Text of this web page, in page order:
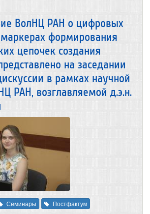
ВолНЦ РАН о цифровых
формирования
цепочек создания
на заседании
в рамках научной
РАН, возглавляемой д.э.н.
Семинары Постфактум